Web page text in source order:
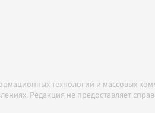
технологий и массовых
Редакция не предоставляет